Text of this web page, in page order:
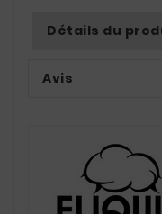
Détails du
Avis